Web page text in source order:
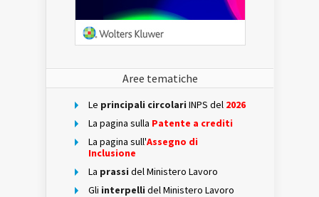
Aree tematiche
Le principali circolari INPS del 2026
La pagina sulla Patente a crediti
La pagina sull'Assegno di
Inclusione
La prassi del Ministero Lavoro
Gli interpelli del Ministero Lavoro